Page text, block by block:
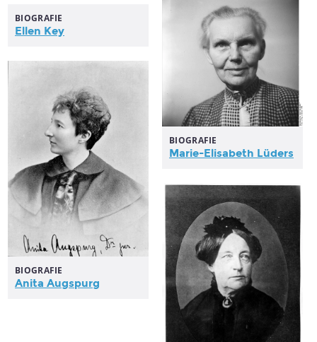
BIOGRAFIE
Marie-Elisabeth Lüders
BIOGRAFIE
Ellen Key
BIOGRAFIE
Anita Augspurg